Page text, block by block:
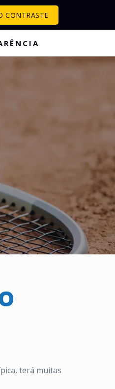
CONTRASTE
terá muitas